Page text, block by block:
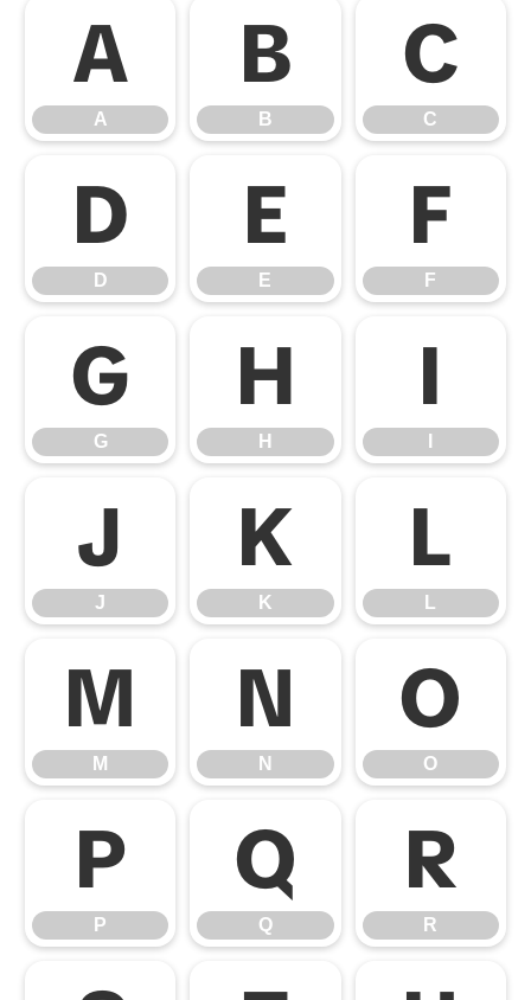
A
A
B
B
C
C
D
D
E
E
F
F
G
G
H
H
I
J
J
K
K
L
L
M
M
N
N
O
O
P
P
Q
Q
R
R